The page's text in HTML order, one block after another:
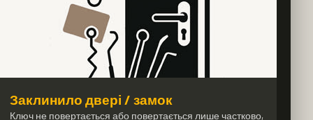
Заклинило двері / замок
Ключ не повертається або повертається лише частково,